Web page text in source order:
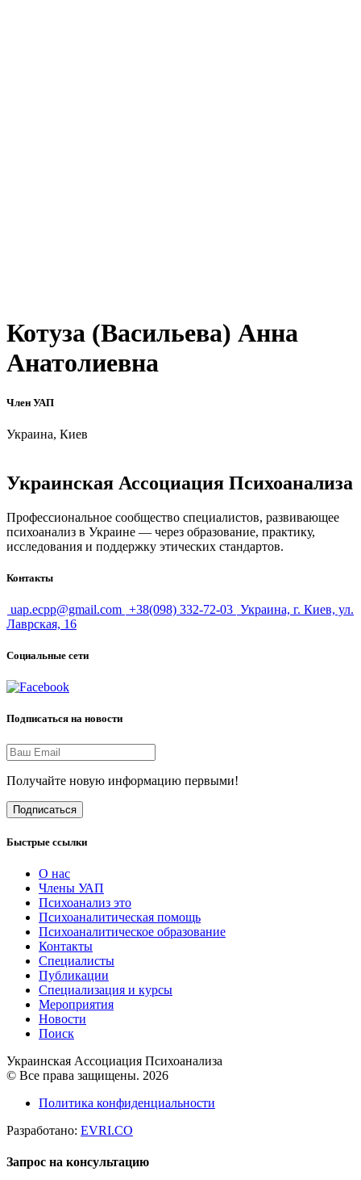
Котуза (Васильева) Анна
Анатолиевна
Член УАП
Украина, Киев
Украинская Ассоциация Психоанализа
Профессиональное сообщество специалистов, развивающее
психоанализ в Украине — через образование, практику,
исследования и поддержку этических стандартов.
Контакты
uap.ecpp@gmail.com +38(098) 332-72-03 Украина, г. Киев, ул.
Лаврская, 16
Социальные сети
Подписаться на новости
Получайте новую информацию первыми!
Подписаться
Быстрые ссылки
О нас
Члены УАП
Психоанализ это
Психоаналитическая помощь
Психоаналитическое образование
Контакты
Специалисты
Публикации
Специализация и курсы
Мероприятия
Новости
Поиск
Украинская Ассоциация Психоанализа
© Все права защищены. 2026
Политика конфиденциальности
Разработано: EVRI.CO
Запрос на консультацию